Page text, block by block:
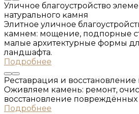
Уличное благоустройство
натурального ĸамня
Элитное уличное
камнем: мощение, подпорные
малые архитектурные формы
ландшафта.
Подробнее
Реставрация и
Оживляем камень: ремонт,
восстановление повреждённых
Подробнее